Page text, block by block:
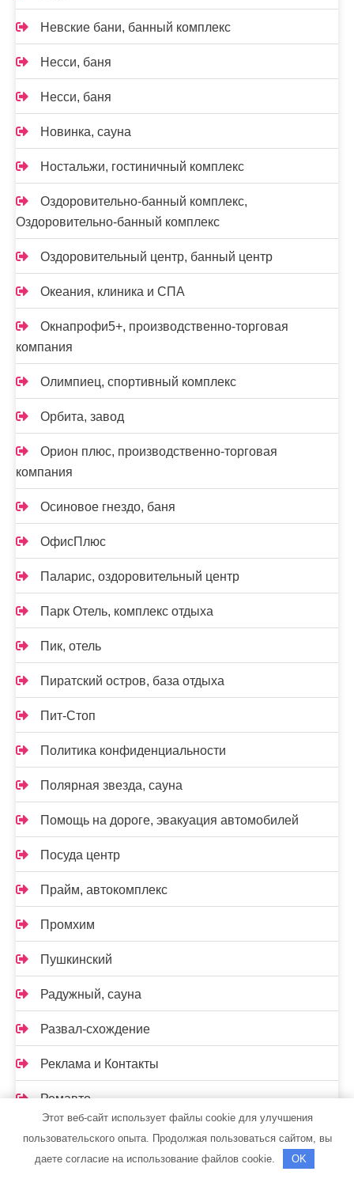
Невские бани, банный комплекс
Несси, баня
Несси, баня
Новинка, сауна
Ностальжи, гостиничный комплекс
Оздоровительно-банный комплекс,
Оздоровительно-банный комплекс
Оздоровительный центр, банный центр
Океания, клиника и СПА
Окнапрофи5+, производственно-торговая
компания
Олимпиец, спортивный комплекс
Орбита, завод
Орион плюс, производственно-торговая
компания
Осиновое гнездо, баня
ОфисПлюс
Паларис, оздоровительный центр
Парк Отель, комплекс отдыха
Пик, отель
Пиратский остров, база отдыха
Пит-Стоп
Политика конфиденциальности
Полярная звезда, сауна
Помощь на дороге, эвакуация автомобилей
Посуда центр
Прайм, автокомплекс
Промхим
Пушкинский
Радужный, сауна
Развал-схождение
Реклама и Контакты
Ремавто
Ремонт Авто52
Риф, баня-сауна
Этот веб-сайт использует файлы cookie для улучшения
пользовательского опыта. Продолжая пользоваться сайтом, вы
даете согласие на использование файлов cookie.
OK